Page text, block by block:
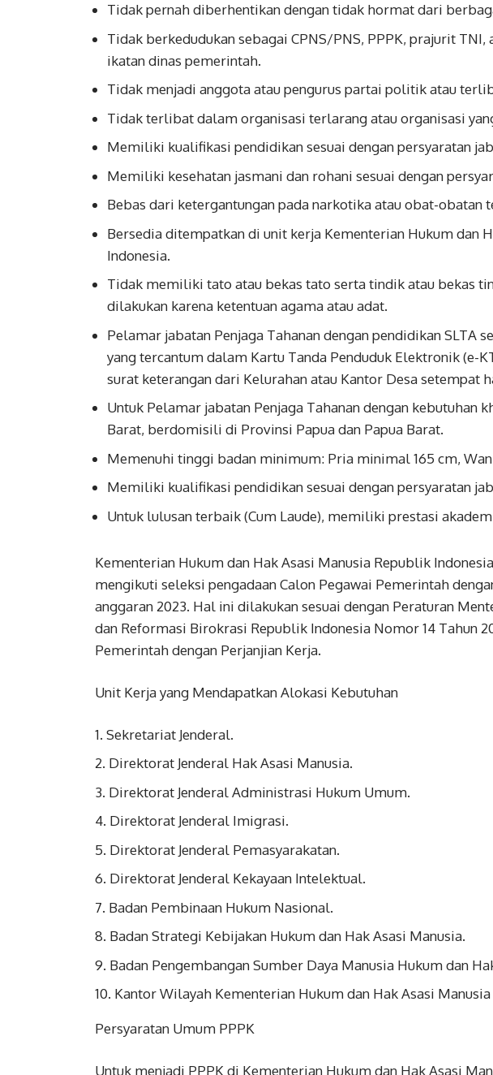
Tidak pernah diberhentikan dengan tidak hormat dari
Tidak berkedudukan sebagai CPNS/PNS, PPPK, prajurit
ikatan dinas pemerintah.
Tidak menjadi anggota atau pengurus partai politik atau
Tidak terlibat dalam organisasi terlarang atau organisasi
Memiliki kualifikasi pendidikan sesuai dengan persyaratan
Memiliki kesehatan jasmani dan rohani sesuai dengan
Bebas dari ketergantungan pada narkotika atau obat-obatan
Bersedia ditempatkan di unit kerja Kementerian Hukum dan
Indonesia.
Tidak memiliki tato atau bekas tato serta tindik atau bekas
dilakukan karena ketentuan agama atau adat.
Pelamar jabatan Penjaga Tahanan dengan pendidikan SLTA
yang tercantum dalam Kartu Tanda Penduduk Elektronik (e-
surat keterangan dari Kelurahan atau Kantor Desa setempat
Untuk Pelamar jabatan Penjaga Tahanan dengan kebutuhan
Barat, berdomisili di Provinsi Papua dan Papua Barat.
Memenuhi tinggi badan minimum: Pria minimal 165 cm,
Memiliki kualifikasi pendidikan sesuai dengan persyaratan
Untuk lulusan terbaik (Cum Laude), memiliki prestasi
Kementerian Hukum dan Hak Asasi Manusia Republik
mengikuti seleksi pengadaan Calon Pegawai Pemerintah
anggaran 2023. Hal ini dilakukan sesuai dengan Peraturan
dan Reformasi Birokrasi Republik Indonesia Nomor 14 Tahun
Pemerintah dengan Perjanjian Kerja.
Unit Kerja yang Mendapatkan Alokasi Kebutuhan
Sekretariat Jenderal.
Direktorat Jenderal Hak Asasi Manusia.
Direktorat Jenderal Administrasi Hukum Umum.
Direktorat Jenderal Imigrasi.
Direktorat Jenderal Pemasyarakatan.
Direktorat Jenderal Kekayaan Intelektual.
Badan Pembinaan Hukum Nasional.
Badan Strategi Kebijakan Hukum dan Hak Asasi Manusia.
Badan Pengembangan Sumber Daya Manusia Hukum dan
Kantor Wilayah Kementerian Hukum dan Hak Asasi
Persyaratan Umum PPPK
Untuk menjadi PPPK di Kementerian Hukum dan Hak Asasi